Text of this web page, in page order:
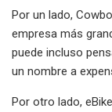
Por un lado,
empresa más
puede incluso
un nombre a
Por otro lado,